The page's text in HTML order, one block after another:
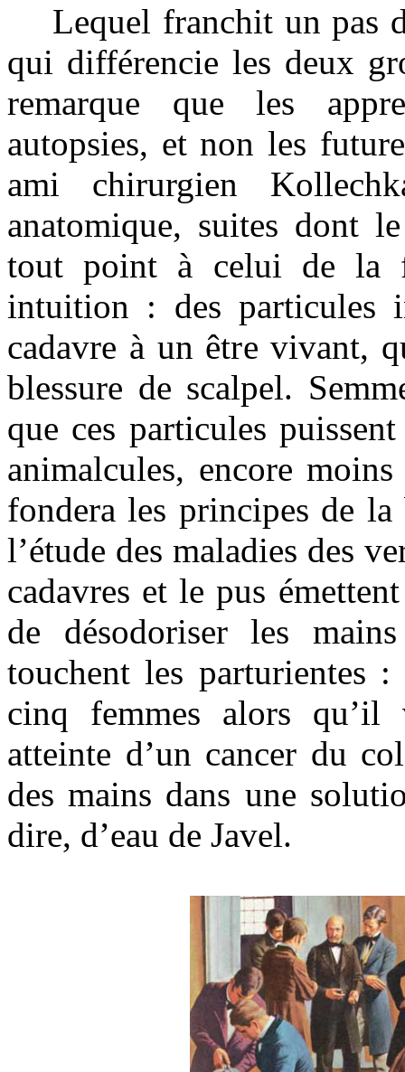
Lequel franchit un pas
qui différencie les deux
remarque que les
autopsies, et non les
ami chirurgien
anatomique, suites dont
tout point à celui de la
intuition : des particules
cadavre à un être vivant,
blessure de scalpel.
que ces particules
animalcules, encore
fondera les principes de
l’étude des maladies des
cadavres et le pus
de désodoriser les
touchent les parturientes
cinq femmes alors qu’il
atteinte d’un cancer du
des mains dans une
dire, d’eau de Javel.